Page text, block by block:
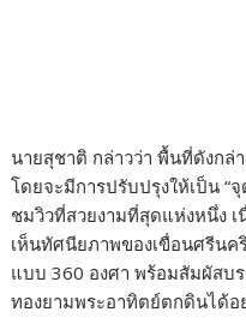
นายสุชาติ กล่าวว่า พื้นที่ดังกล่
โดยจะมีการปรับปรุงให้เป็น “
ชมวิวที่สวยงามที่สุดแห่งหนึ่ง เ
เห็นทัศนียภาพของเขื่อนศรีนค
แบบ​ 360 องศา พร้อมสัมผัสบ
ทองยามพระอาทิตย์ตกดินได้อ